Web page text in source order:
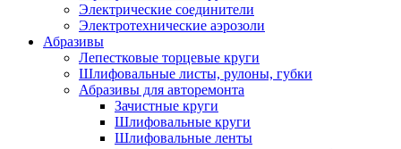
Электрические соединители
Электротехнические аэрозоли
Абразивы
Лепестковые торцевые круги
Шлифовальные листы, рулоны, губки
Абразивы для авторемонта
Зачистные круги
Шлифовальные круги
Шлифовальные ленты